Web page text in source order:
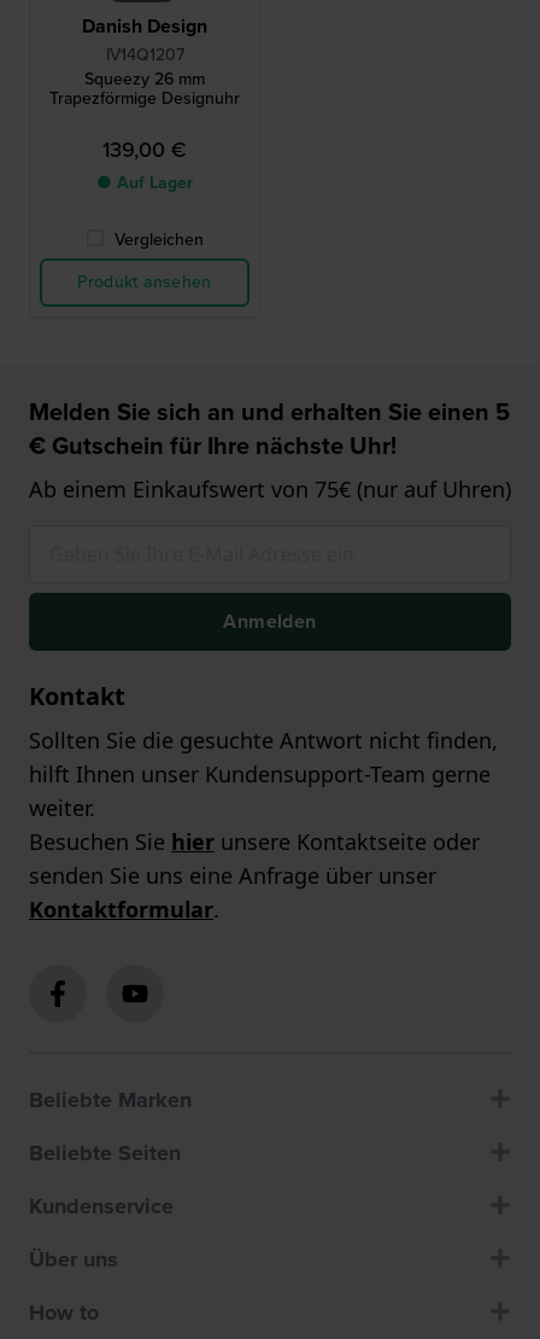
Danish Design
IV14Q1207
Squeezy 26 mm
Trapezförmige Designuhr
139,00 €
● Auf Lager
Vergleichen
Produkt ansehen
Melden Sie sich an und erhalten Sie einen 5
€ Gutschein für Ihre nächste Uhr!
Ab einem Einkaufswert von 75€ (nur auf Uhren)
Anmelden
Kontakt
Sollten Sie die gesuchte Antwort nicht finden,
hilft Ihnen unser Kundensupport-Team gerne
weiter.
Besuchen Sie hier unsere Kontaktseite oder
senden Sie uns eine Anfrage über unser
Kontaktformular.
Beliebte Marken
Beliebte Seiten
Kundenservice
Über uns
How to